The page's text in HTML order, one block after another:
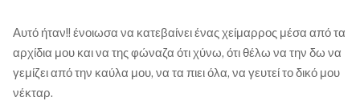
Αυτό ήταν!! ένοιωσα να κατεβαίνει ένας χείμαρρος μέσα από τα
αρχίδια μου και να της φώναζα ότι χύνω, ότι θέλω να την δω να
γεμίζει από την καύλα μου, να τα πιει όλα, να γευτεί το δικό μου
νέκταρ.